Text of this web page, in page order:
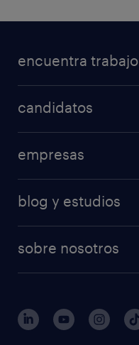
encuentra trabajo
candidatos
empresas
blog y estudios
sobre nosotros